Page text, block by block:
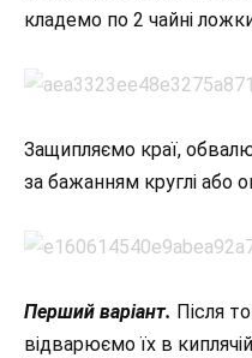
кладемо по 2 чайні
Защипляємо краї,
за бажанням круглі або
Перший варіант. Після
відварюємо їх в